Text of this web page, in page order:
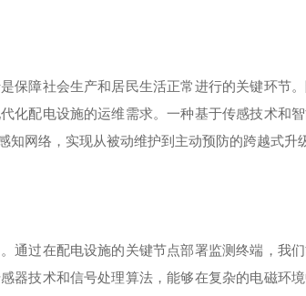
保障社会生产和居民生活正常进行的关键环节
化配电设施的运维需求。一种基于传感技术和
网络，实现从被动维护到主动预防的跨越式升
通过在配电设施的关键节点部署监测终端，我
器技术和信号处理算法，能够在复杂的电磁环